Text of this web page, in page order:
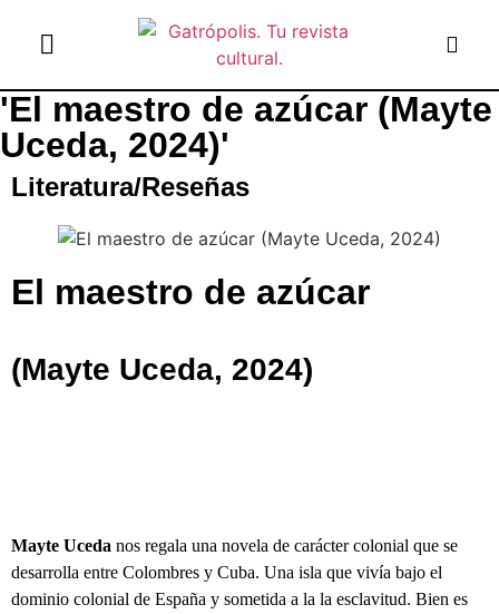
'El maestro de azúcar (Mayte
Uceda, 2024)'
Literatura/Reseñas
El maestro de azúcar
(Mayte Uceda, 2024)
Mayte Uceda nos regala una novela de carácter colonial que se
desarrolla entre Colombres y Cuba. Una isla que vivía bajo el
dominio colonial de España y sometida a la la esclavitud. Bien es